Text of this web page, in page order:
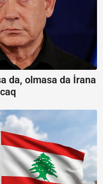
da, olmasa da İrana